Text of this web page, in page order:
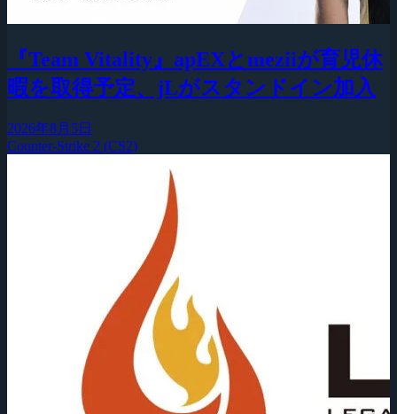
『Team Vitality』apEXとmeziiが育児休
暇を取得予定、jLがスタンドイン加入
2026年8月5日
Counter-Strike 2 (CS2)